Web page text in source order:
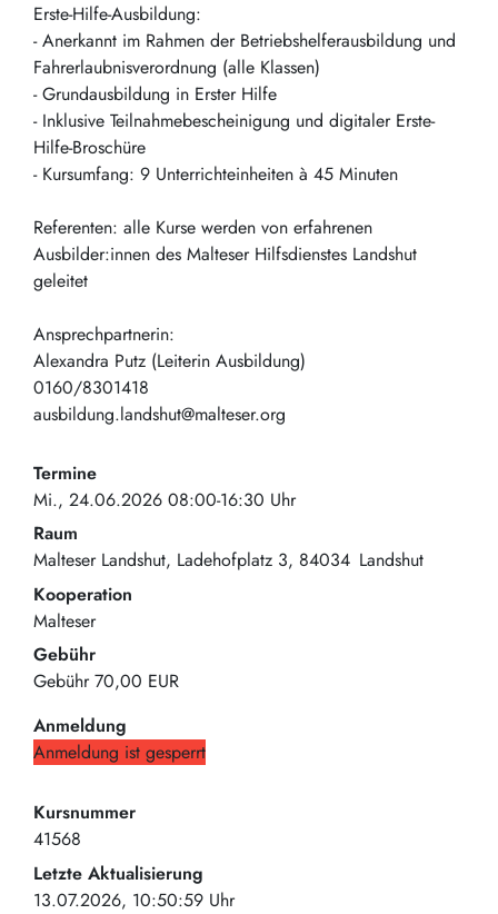
Erste-Hilfe-Ausbildung:
- Anerkannt im Rahmen der Betriebshelferausbildung und
Fahrerlaubnisverordnung (alle Klassen)
- Grundausbildung in Erster Hilfe
- Inklusive Teilnahmebescheinigung und digitaler Erste-
Hilfe-Broschüre
- Kursumfang: 9 Unterrichteinheiten à 45 Minuten
Referenten: alle Kurse werden von erfahrenen
Ausbilder:innen des Malteser Hilfsdienstes Landshut
geleitet
Ansprechpartnerin:
Alexandra Putz (Leiterin Ausbildung)
0160/8301418
ausbildung.landshut@malteser.org
Termine
Mi., 24.06.2026 08:00-16:30 Uhr
Raum
Malteser Landshut Ladehofplatz 3 84034 Landshut
Kooperation
Malteser
Gebühr
Gebühr 70,00 EUR
Anmeldung
Anmeldung ist gesperrt
Kursnummer
41568
Letzte Aktualisierung
13.07.2026, 10:50:59 Uhr